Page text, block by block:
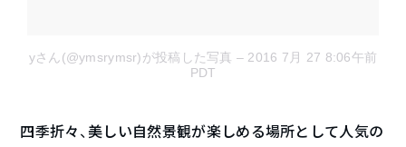
yさん(@ymsrymsr)が投稿した写真 – 2016 7月 27 8:06午前
PDT
四季折々、美しい自然景観が楽しめる場所として人気の